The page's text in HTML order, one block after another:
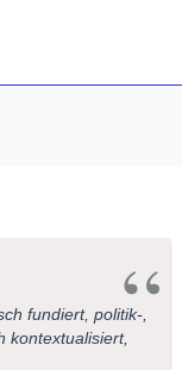
fundiert, politik-,
kontextualisiert,